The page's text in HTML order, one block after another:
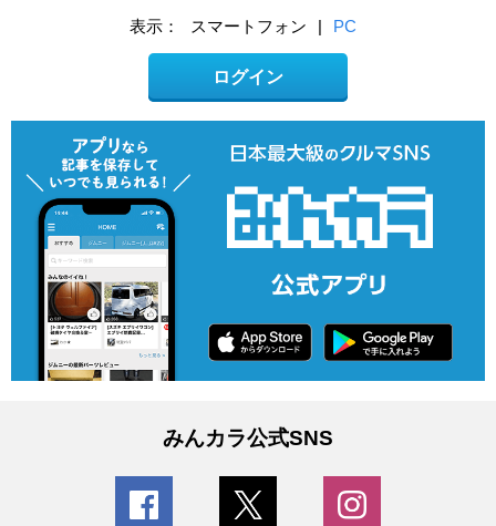
表示： スマートフォン | PC
ログイン
みんカラ公式SNS